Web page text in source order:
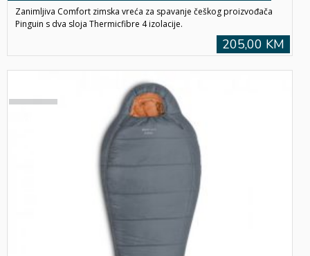
Zanimljiva Comfort zimska vreća za spavanje češkog proizvođača
Pinguin s dva sloja Thermicfibre 4 izolacije.
205,00 KM
SOLD